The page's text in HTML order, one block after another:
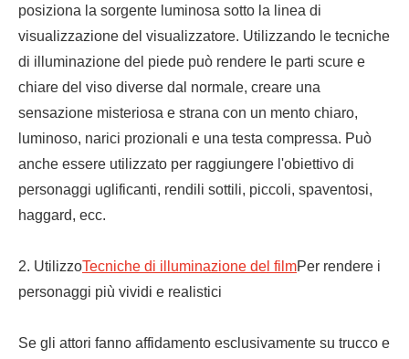
posiziona la sorgente luminosa sotto la linea di
visualizzazione del visualizzatore. Utilizzando le tecniche
di illuminazione del piede può rendere le parti scure e
chiare del viso diverse dal normale, creare una
sensazione misteriosa e strana con un mento chiaro,
luminoso, narici prozionali e una testa compressa. Può
anche essere utilizzato per raggiungere l'obiettivo di
personaggi uglificanti, rendili sottili, piccoli, spaventosi,
haggard, ecc.
2. UtilizzoTecniche di illuminazione del filmPer rendere i
personaggi più vividi e realistici
Se gli attori fanno affidamento esclusivamente su trucco e